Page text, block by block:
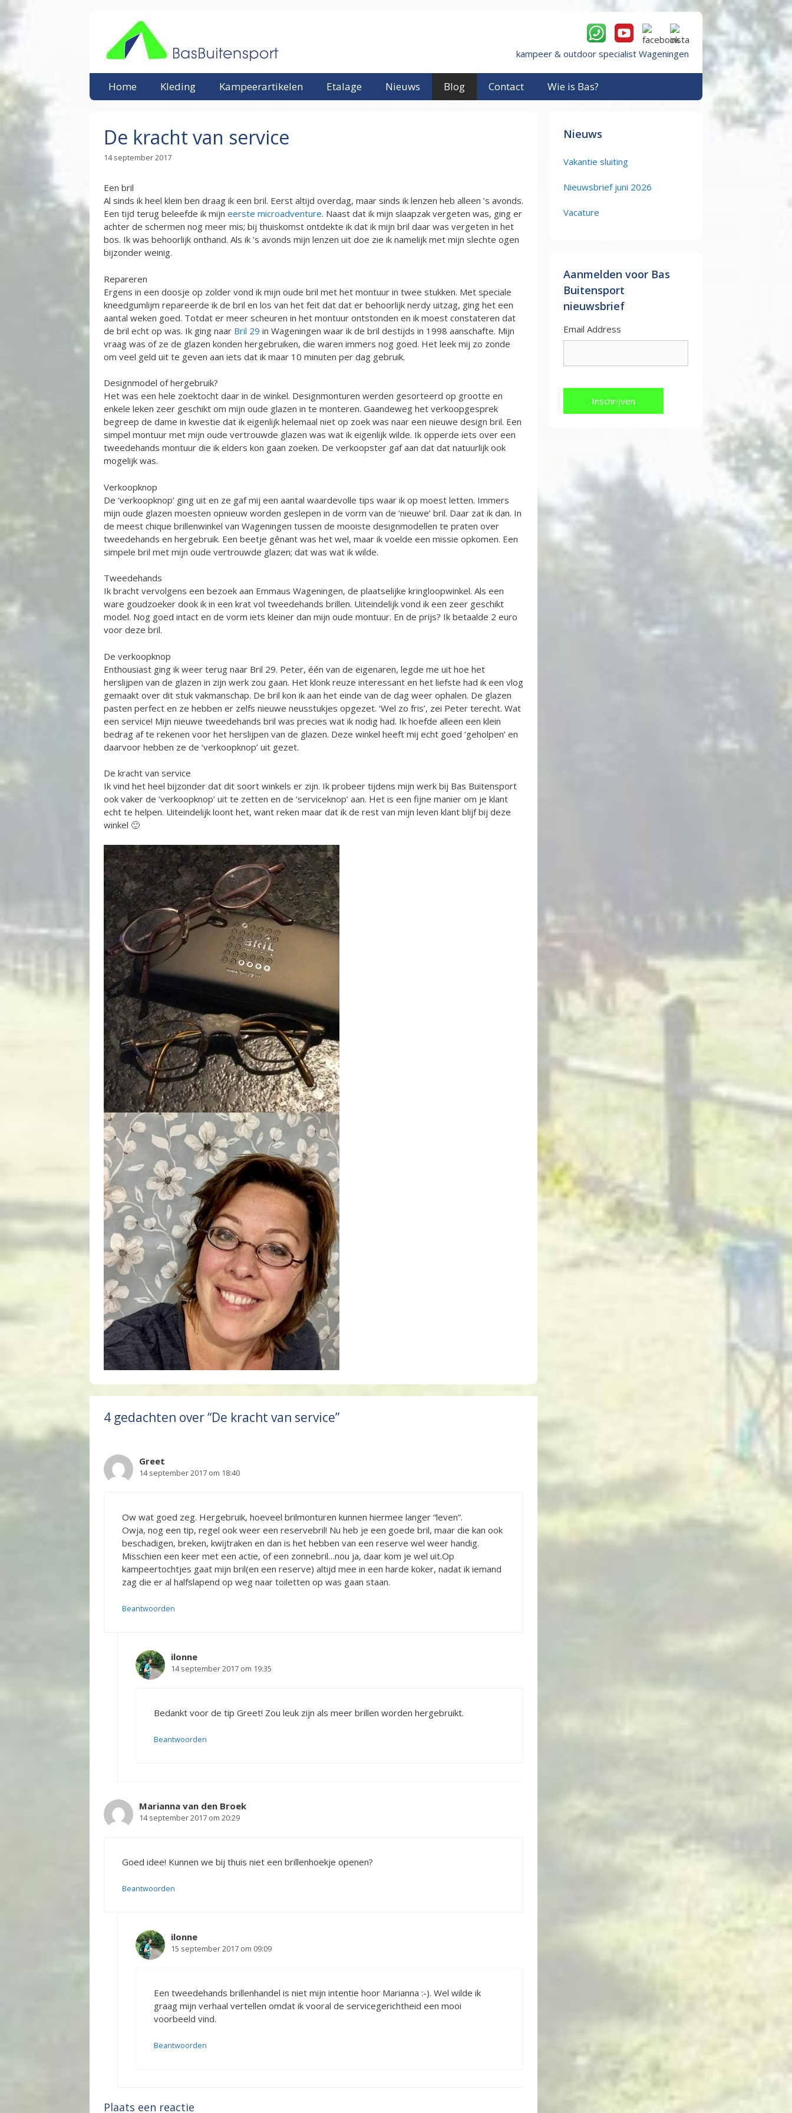
naar
kampeer & outdoor specialist Wageningen
Home Kleding Kampeerartikelen Etalage Nieuws Blog Contact Wie is Bas?
De kracht van service
14 september 2017
Een bril
Al sinds ik heel klein ben draag ik een bril. Eerst altijd overdag, maar sinds ik lenzen heb alleen ’s avonds.
Een tijd terug beleefde ik mijn eerste microadventure. Naast dat ik mijn slaapzak vergeten was, ging er
achter de schermen nog meer mis; bij thuiskomst ontdekte ik dat ik mijn bril daar was vergeten in het
bos. Ik was behoorlijk onthand. Als ik ’s avonds mijn lenzen uit doe zie ik namelijk met mijn slechte ogen
bijzonder weinig.
Repareren
Ergens in een doosje op zolder vond ik mijn oude bril met het montuur in twee stukken. Met speciale
kneedgumlijm repareerde ik de bril en los van het feit dat dat er behoorlijk nerdy uitzag, ging het een
aantal weken goed. Totdat er meer scheuren in het montuur ontstonden en ik moest constateren dat
de bril echt op was. Ik ging naar Bril 29 in Wageningen waar ik de bril destijds in 1998 aanschafte. Mijn
vraag was of ze de glazen konden hergebruiken, die waren immers nog goed. Het leek mij zo zonde
om veel geld uit te geven aan iets dat ik maar 10 minuten per dag gebruik.
Designmodel of hergebruik?
Het was een hele zoektocht daar in de winkel. Designmonturen werden gesorteerd op grootte en
enkele leken zeer geschikt om mijn oude glazen in te monteren. Gaandeweg het verkoopgesprek
begreep de dame in kwestie dat ik eigenlijk helemaal niet op zoek was naar een nieuwe design bril. Een
simpel montuur met mijn oude vertrouwde glazen was wat ik eigenlijk wilde. Ik opperde iets over een
tweedehands montuur die ik elders kon gaan zoeken. De verkoopster gaf aan dat dat natuurlijk ook
mogelijk was.
Verkoopknop
De ‘verkoopknop’ ging uit en ze gaf mij een aantal waardevolle tips waar ik op moest letten. Immers
mijn oude glazen moesten opnieuw worden geslepen in de vorm van de ‘nieuwe’ bril. Daar zat ik dan. In
de meest chique brillenwinkel van Wageningen tussen de mooiste designmodellen te praten over
tweedehands en hergebruik. Een beetje gênant was het wel, maar ik voelde een missie opkomen. Een
simpele bril met mijn oude vertrouwde glazen; dat was wat ik wilde.
Tweedehands
Ik bracht vervolgens een bezoek aan Emmaus Wageningen, de plaatselijke kringloopwinkel. Als een
ware goudzoeker dook ik in een krat vol tweedehands brillen. Uiteindelijk vond ik een zeer geschikt
model. Nog goed intact en de vorm iets kleiner dan mijn oude montuur. En de prijs? Ik betaalde 2 euro
voor deze bril.
De verkoopknop
Enthousiast ging ik weer terug naar Bril 29. Peter, één van de eigenaren, legde me uit hoe het
herslijpen van de glazen in zijn werk zou gaan. Het klonk reuze interessant en het liefste had ik een vlog
gemaakt over dit stuk vakmanschap. De bril kon ik aan het einde van de dag weer ophalen. De glazen
pasten perfect en ze hebben er zelfs nieuwe neusstukjes opgezet. ‘Wel zo fris’, zei Peter terecht. Wat
een service! Mijn nieuwe tweedehands bril was precies wat ik nodig had. Ik hoefde alleen een klein
bedrag af te rekenen voor het herslijpen van de glazen. Deze winkel heeft mij echt goed ‘geholpen’ en
daarvoor hebben ze de ‘verkoopknop’ uit gezet.
De kracht van service
Ik vind het heel bijzonder dat dit soort winkels er zijn. Ik probeer tijdens mijn werk bij Bas Buitensport
ook vaker de ‘verkoopknop’ uit te zetten en de ‘serviceknop’ aan. Het is een fijne manier om je klant
echt te helpen. Uiteindelijk loont het, want reken maar dat ik de rest van mijn leven klant blijf bij deze
winkel 🙂
4 gedachten over “De kracht van service”
Greet
14 september 2017 om 18:40
Ow wat goed zeg. Hergebruik, hoeveel brilmonturen kunnen hiermee langer “leven”.
Owja, nog een tip, regel ook weer een reservebril! Nu heb je een goede bril, maar die kan ook
beschadigen, breken, kwijtraken en dan is het hebben van een reserve wel weer handig.
Misschien een keer met een actie, of een zonnebril…nou ja, daar kom je wel uit.Op
kampeertochtjes gaat mijn bril(en een reserve) altijd mee in een harde koker, nadat ik iemand
zag die er al halfslapend op weg naar toiletten op was gaan staan.
Beantwoorden
ilonne
14 september 2017 om 19:35
Bedankt voor de tip Greet! Zou leuk zijn als meer brillen worden hergebruikt.
Beantwoorden
Marianna van den Broek
14 september 2017 om 20:29
Goed idee! Kunnen we bij thuis niet een brillenhoekje openen?
Beantwoorden
ilonne
15 september 2017 om 09:09
Een tweedehands brillenhandel is niet mijn intentie hoor Marianna :-). Wel wilde ik
graag mijn verhaal vertellen omdat ik vooral de servicegerichtheid een mooi
voorbeeld vind.
Beantwoorden
Plaats een reactie
Nieuws
Vakantie sluiting
Nieuwsbrief juni 2026
Vacature
Aanmelden voor Bas
Buitensport
nieuwsbrief
Email Address